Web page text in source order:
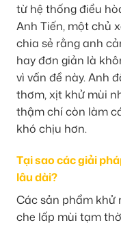
từ hệ thống điều
Anh Tiến, một chủ
chia sẻ rằng anh
hay đơn giản là
vì vấn đề này. Anh
thơm, xịt khử mùi
thậm chí còn làm
khó chịu hơn.
Tại sao các giải
lâu dài?
Các sản phẩm khử
che lấp mùi tạm